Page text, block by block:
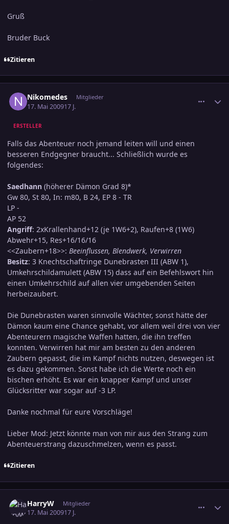
Gruß
Bruder Buck
Zitieren
Nikomedes Mitglieder
17. Mai 200917 J.
ERSTELLER
Falls das Abenteuer noch jemand leiten will und einen
besseren Endgegner braucht... Schließlich wurde es
folgendes:
Saedhann (höherer Dämon Grad 8)*
Gw 80, St 80, In: m80, B 24, EP 8 - TR
LP -
AP 52
Angriff: 2xKrallenhand+12 (je 1W6+2), Raufen+8 (1W6)
Abwehr+15, Res+16/16/16
<<Zaubern+18>>: Beeinflussen, Blendwerk, Verwirren
Besitz: 3 Knechtschaftringe Dunebrasten III (ABW 1),
Umkehrschildamulett (ABW 15) dass auf ein Befehlswort hin
einen Umkehrschild auf allen vier umgebenden Seiten
herbeizaubert.
Die Dunebrasten waren sinnvolle Wächter, sonst hätte der
Dämon kaum eine Chance gehabt, vor allem weil drei von vier
Abenteurern magische Waffen hatten, die ihn treffen
konnten. Verwirren hat mir am besten zu den anderen
Zaubern gepasst, die im Kampf nichts nutzen, deswegen ist
es dazu gekommen. Sonst habe ich die Werte noch ein
bischen erhöht. Es war ein knapper Kampf und unser
Glücksritter war sogar auf -3 LP.
Danke nochmal für eure Vorschläge!
Lieber Mod: Jetzt könnte man von mir aus den Strang zum
Abenteuerstrang dazuschmelzen, wenn es passt.
Zitieren
HarryW Mitglieder
17. Mai 200917 J.